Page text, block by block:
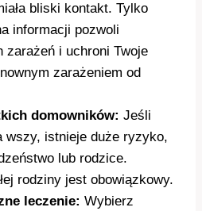
bliski kontakt. Tylko
informacji pozwoli
zarażeń i uchroni Twoje
zarażeniem od
domowników: Jeśli
wszy, istnieje duże ryzyko,
lub rodzice.
rodziny jest obowiązkowy.
leczenie: Wybierz